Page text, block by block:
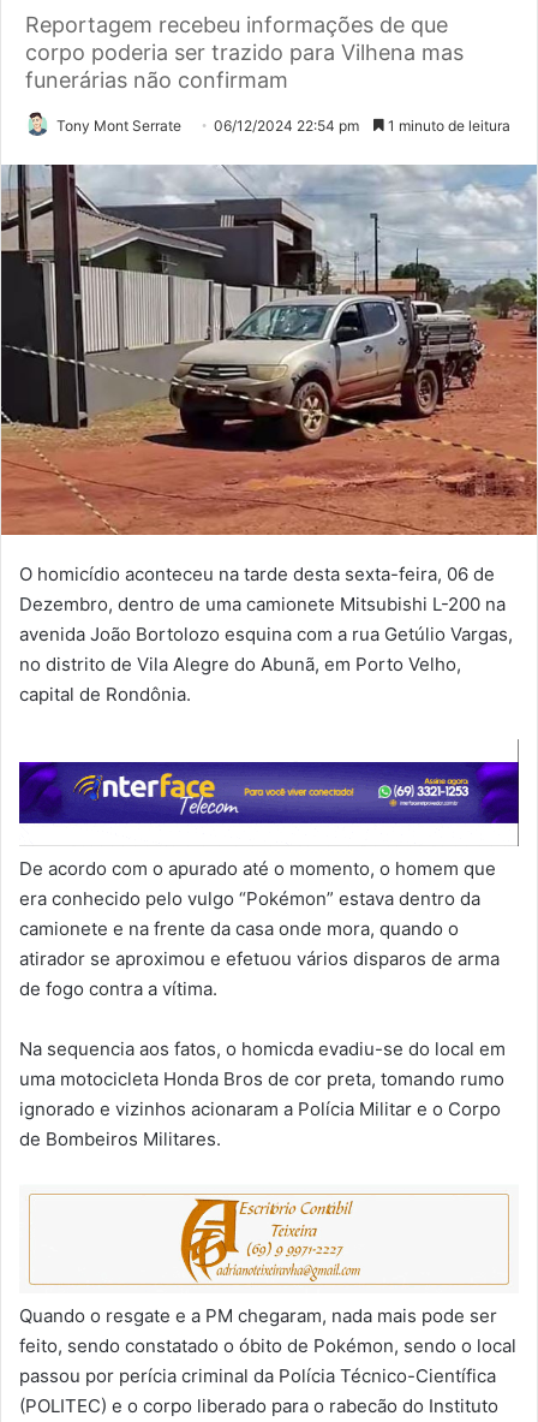
Reportagem recebeu informações de que
corpo poderia ser trazido para Vilhena mas
funerárias não confirmam
Tony Mont Serrate 06/12/2024 22:54 pm 1 minuto de leitura
O homicídio aconteceu na tarde desta sexta-feira, 06 de
Dezembro, dentro de uma camionete Mitsubishi L-200 na
avenida João Bortolozo esquina com a rua Getúlio Vargas,
no distrito de Vila Alegre do Abunã, em Porto Velho,
capital de Rondônia.
De acordo com o apurado até o momento, o homem que
era conhecido pelo vulgo “Pokémon” estava dentro da
camionete e na frente da casa onde mora, quando o
atirador se aproximou e efetuou vários disparos de arma
de fogo contra a vítima.
Na sequencia aos fatos, o homicda evadiu-se do local em
uma motocicleta Honda Bros de cor preta, tomando rumo
ignorado e vizinhos acionaram a Polícia Militar e o Corpo
de Bombeiros Militares.
Quando o resgate e a PM chegaram, nada mais pode ser
feito, sendo constatado o óbito de Pokémon, sendo o local
passou por perícia criminal da Polícia Técnico-Científica
(POLITEC) e o corpo liberado para o rabecão do Instituto